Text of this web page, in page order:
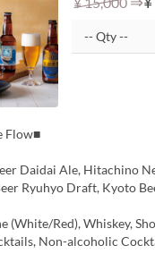
Flow■
Daidai Ale, Hitachino
Ryuhyo Draft, Kyoto
(White/Red), Whiskey,
Non-alcoholic